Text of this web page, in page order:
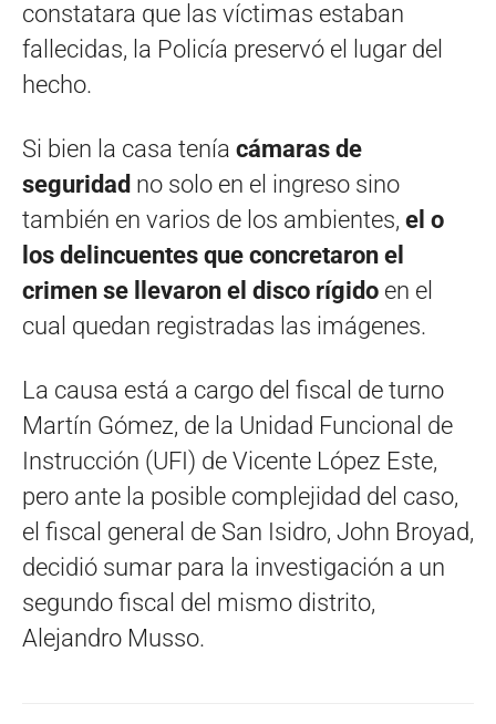
constatara que las víctimas estaban
fallecidas, la Policía preservó el lugar del
hecho.
Si bien la casa tenía cámaras de
seguridad no solo en el ingreso sino
también en varios de los ambientes, el o
los delincuentes que concretaron el
crimen se llevaron el disco rígido en el
cual quedan registradas las imágenes.
La causa está a cargo del fiscal de turno
Martín Gómez, de la Unidad Funcional de
Instrucción (UFI) de Vicente López Este,
pero ante la posible complejidad del caso,
el fiscal general de San Isidro, John Broyad,
decidió sumar para la investigación a un
segundo fiscal del mismo distrito,
Alejandro Musso.